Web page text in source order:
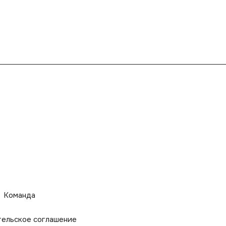
Команда
соглашение